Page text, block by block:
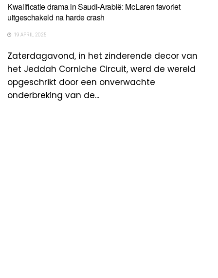
Kwalificatie drama in Saudi-Arabië: McLaren favoriet
uitgeschakeld na harde crash
19 APRIL 2025
Zaterdagavond, in het zinderende decor van
het Jeddah Corniche Circuit, werd de wereld
opgeschrikt door een onverwachte
onderbreking van de...